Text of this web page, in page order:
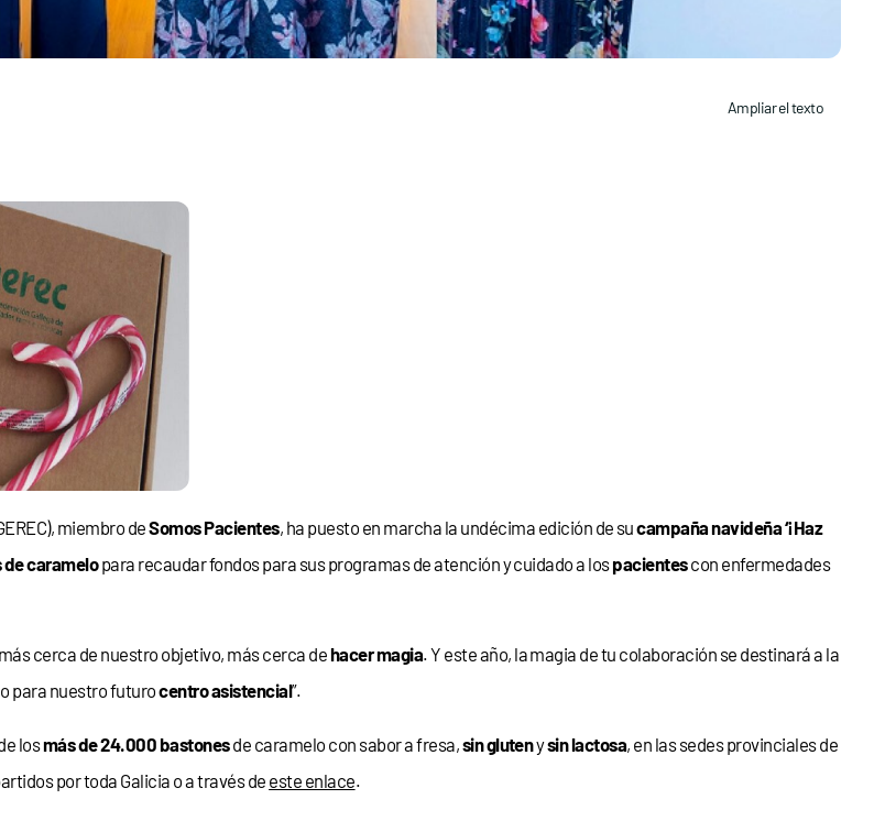
Ampliar el texto
miembro deSomos Pacientes, ha puesto en marcha la undécima edición de sucampaña navideña ‘¡Haz
caramelopara recaudar fondos para sus programas de atención y cuidado a lospacientescon enfermedades
cerca de nuestro objetivo, más cerca dehacer magia. Y este año, la magia de tu colaboración se destinará a la
para nuestro futurocentro asistencial”.
losmás de 24.000 bastonesde caramelo con sabor a fresa,sin glutenysin lactosa, en las sedes provinciales de
por toda Galicia o a través de este enlace.